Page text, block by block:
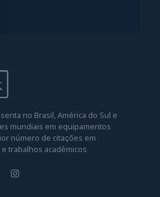
no Brasil, América do Sul e
mundiais em equipamentos
número de citações em
trabalhos acadêmicos